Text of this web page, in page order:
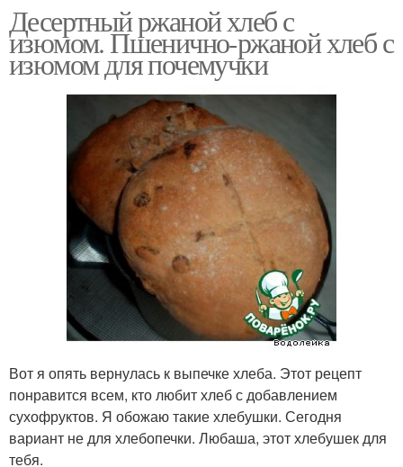
Десертный ржаной хлеб с
изюмом. Пшенично-ржаной хлеб с
изюмом для почемучки
Вот я опять вернулась к выпечке хлеба. Этот рецепт
понравится всем, кто любит хлеб с добавлением
сухофруктов. Я обожаю такие хлебушки. Сегодня
вариант не для хлебопечки. Любаша, этот хлебушек для
тебя.